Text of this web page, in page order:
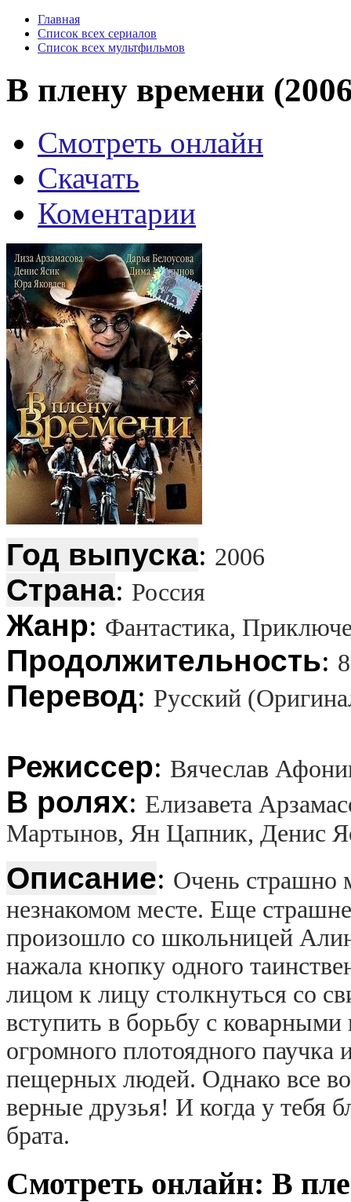
Главная
Список всех сериалов
Список всех мультфильмов
В плену времени
Смотреть онлайн
Скачать
Коментарии
Год выпуска: 2006
Страна: Россия
Жанр: Фантастика,
Продолжительность:
Перевод: Русский
Режиссер: Вячеслав
В ролях: Елизавета
Мартынов, Ян Цапник, Денис
Описание: Очень страшно
незнакомом месте. Еще
произошло со школьницей
нажала кнопку одного
лицом к лицу столкнуться со
вступить в борьбу с
огромного плотоядного паучка
пещерных людей. Однако все
верные друзья! И когда у тебя
брата.
Смотреть онлайн: В